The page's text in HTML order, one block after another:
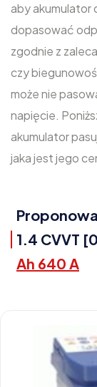
aby akumulator
dopasować
zgodnie z
czy
może nie
napięcie.
akumulator
jaka jest jego
1.4 CVVT
Ah 640 A